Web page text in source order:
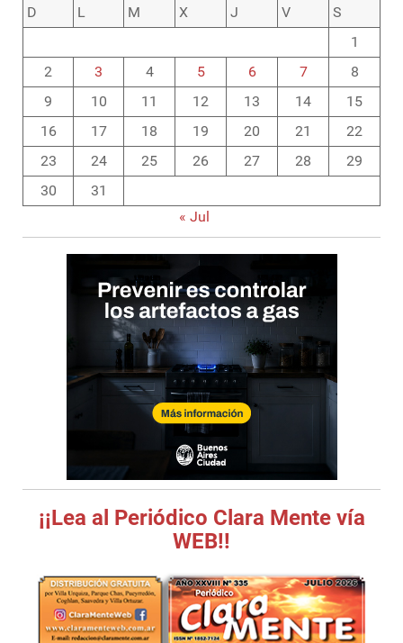
D
L M X J V
S
1
2
3 4 5 6 7
8
9
10 11 12 13 14
15
16
17 18 19 20 21
22
23
24 25 26 27 28
29
30
31
« Jul
¡¡Lea al Periódico Clara Mente vía
WEB!!